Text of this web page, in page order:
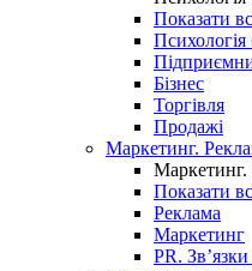
Показати
Психологія
Бізнес
Торгівля
Продажі
Маркетинг.
Маркетинг.
Показати
Реклама
Маркетинг
PR.